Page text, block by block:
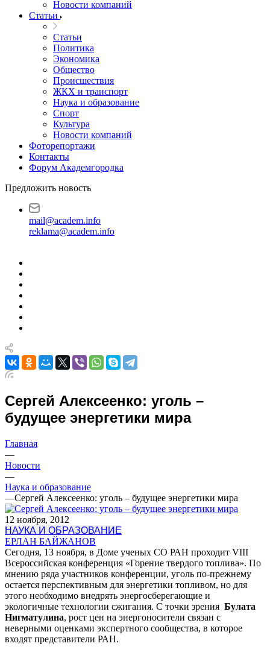
Новости компаний
Статьи
Статьи
Политика
Экономика
Общество
Происшествия
ЖКХ и транспорт
Наука и образование
Спорт
Культура
Новости компаний
Фоторепортажи
Контакты
Форум Академгородка
Предложить новость
mail@academ.info
reklama@academ.info
Сергей Алексеенко: уголь –
будущее энергетики мира
Главная
—
Новости
—
Наука и образование
—Сергей Алексеенко: уголь – будущее энергетики мира
12 ноября, 2012
НАУКА И ОБРАЗОВАНИЕ
ЕРЛАН БАЙЖАНОВ
Сегодня, 13 ноября, в Доме ученых СО РАН проходит VIII
Всероссийская конференция «Горение твердого топлива». По
мнению ряда участников конференции, уголь по-прежнему
остается перспективным для энергетики топливом, но для
этого необходимо внедрять энергосберегающие и
экологичные технологии сжигания. С точки зрения Булата
Нигматулина, рост цен на энергоносители связан с
неверными оценками экспертного сообщества, в которое
входят представители РАН.